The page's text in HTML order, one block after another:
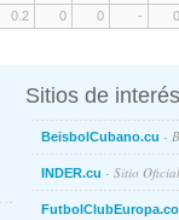
0.2 0 0 - 0
Sitios de interés
BeisbolCubano.cu -
INDER.cu - Sitio